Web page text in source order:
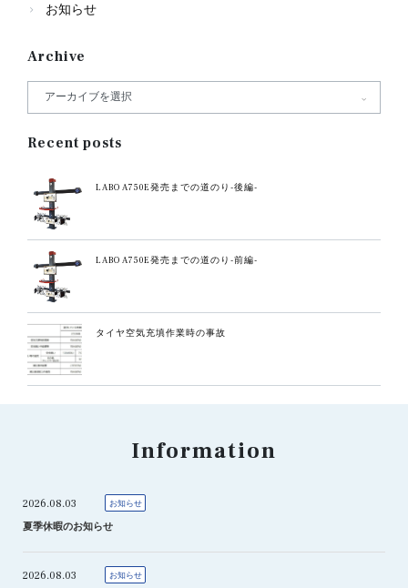
お知らせ
Archive
Recent posts
LABO A750E発売までの道のり-後編-
LABO A750E発売までの道のり-前編-
タイヤ空気充填作業時の事故
Information
2026.08.03 お知らせ
夏季休暇のお知らせ
2026.08.03 お知らせ